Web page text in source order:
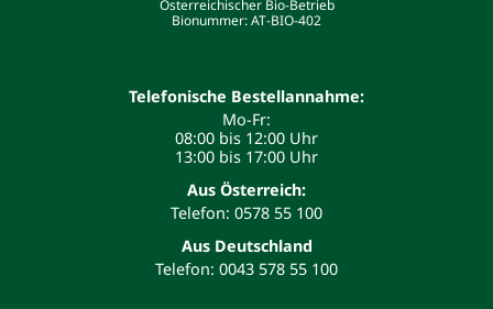
Österreichischer Bio-Betrieb
Bionummer: AT-BIO-402
Telefonische Bestellannahme:
Mo-Fr:
08:00 bis 12:00 Uhr
13:00 bis 17:00 Uhr
Aus Österreich:
Telefon: 0578 55 100
Aus Deutschland
Telefon: 0043 578 55 100